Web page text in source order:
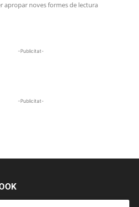
apropar noves formes de lectura
-Publicitat-
-Publicitat-